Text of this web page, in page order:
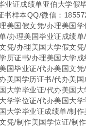
业证成绩单亚伯大学假
书样本QQ/微信：
美国假文凭/办理美国
/办理美国毕业证成绩
凭/办理美国大学假文
历证书/办理美国大学
国毕业证/代办美国文
美国学历证书/代办美
大学毕业证/代办美国
学学位证/代办美国大
大学毕业证成绩单/制
凭/制作美国学位证/制